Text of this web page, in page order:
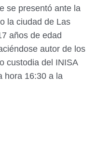
se presentó ante la
la ciudad de Las
años de edad
autor de los
custodia del INISA
hora 16:30 a la